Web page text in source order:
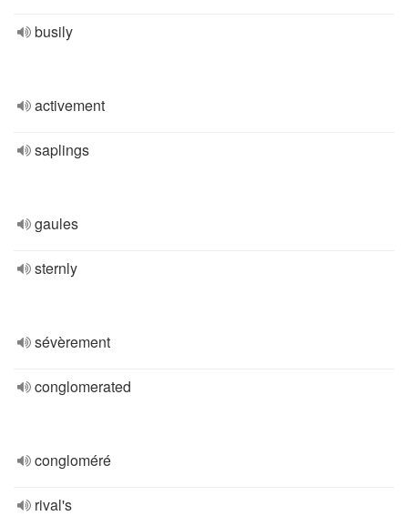
busily
activement
saplings
gaules
sternly
sévèrement
conglomerated
congloméré
rival's